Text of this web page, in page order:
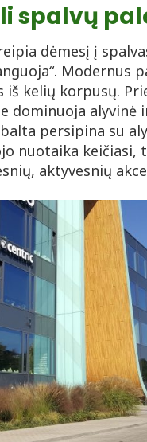
spalvų
dėmesį į
Modernus
iš kelių korpusų.
dominuoja alyvinė
persipina su
nuotaika keičiasi,
aktyvesnių